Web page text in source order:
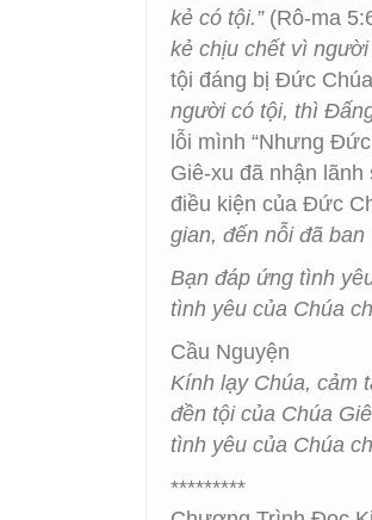
kẻ có tội.”(Rô-ma
kẻ chịu chết vì
tội đáng bị Đức
người có tội, thì
lỗi mình “Nhưng
Giê-xu đã nhận
điều kiện của Đức
gian, đến nỗi đã
Bạn đáp ứng tình
tình yêu của Chúa
Cầu Nguyện
Kính lạy Chúa, cảm
đền tội của Chúa
tình yêu của Chúa
*********